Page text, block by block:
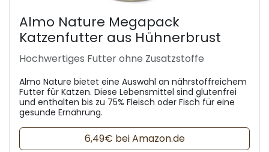
Almo Nature Megapack
Katzenfutter aus Hühnerbrust
Hochwertiges Futter ohne Zusatzstoffe
Almo Nature bietet eine Auswahl an nährstoffreichem
Futter für Katzen. Diese Lebensmittel sind glutenfrei
und enthalten bis zu 75% Fleisch oder Fisch für eine
gesunde Ernährung.
6,49€ bei Amazon.de